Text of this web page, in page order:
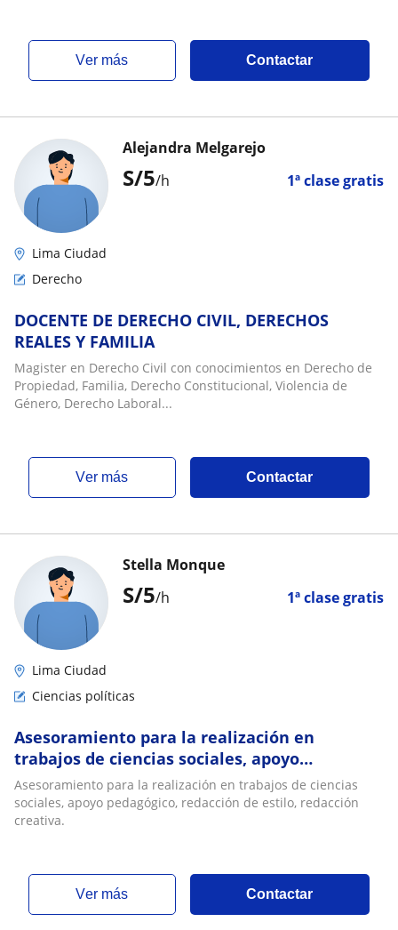
ver más Contactar
S/5/h 1ª clase gratis
Alejandra Melgarejo
Lima Ciudad
Derecho
DOCENTE DE DERECHO CIVIL, DERECHOS
REALES Y FAMILIA
Magister en Derecho Civil con conocimientos en Derecho de
Propiedad, Familia, Derecho Constitucional, Violencia de
Género, Derecho Laboral...
ver más Contactar
S/5/h 1ª clase gratis
Stella Monque
Lima Ciudad
Ciencias políticas
Asesoramiento para la realización en
trabajos de ciencias sociales, apoyo
pedagógico, redacción de estilo, redacción
creativa
Asesoramiento para la realización en trabajos de ciencias
sociales, apoyo pedagógico, redacción de estilo, redacción
creativa.
ver más Contactar